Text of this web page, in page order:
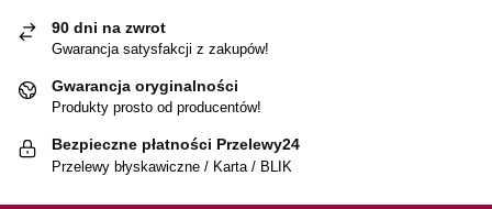
90 dni na zwrot
Gwarancja satysfakcji z zakupów!
Gwarancja oryginalności
Produkty prosto od producentów!
Bezpieczne płatności Przelewy24
Przelewy błyskawiczne / Karta / BLIK